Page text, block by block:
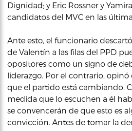
Dignidad; y Eric Rossner y
candidatos del MVC en las
Ante esto, el funcionario
de Valentín a las filas del PPD
opositores como un signo de
liderazgo. Por el contrario, opinó
que el partido está cambiando.
medida que lo escuchen a él
se convencerán de que esto es
convicción. Antes de tomar la